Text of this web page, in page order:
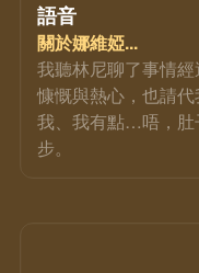
語音
關於娜維婭...
我聽林尼聊了事情
慷慨與熱心，也請
我、我有點…唔，肚
步。